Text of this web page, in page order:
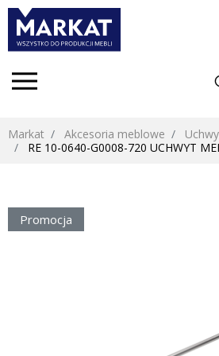
Markat Akcesoria meblowe
RE 10-0640-G0008-720 UCHWYT
Promocja